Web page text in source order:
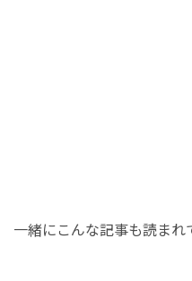
一緒にこんな記事も読まれ